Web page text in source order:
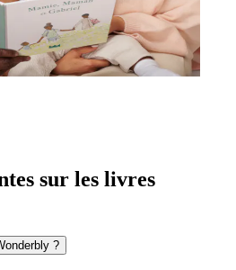
sur les livres
?